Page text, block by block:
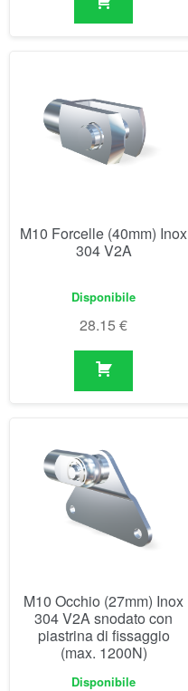
M10 Forcelle (40mm) Inox
304 V2A
Disponibile
28.15 €
M10 Occhio (27mm) Inox
304 V2A snodato con
piastrina di fissaggio
(max. 1200N)
Disponibile